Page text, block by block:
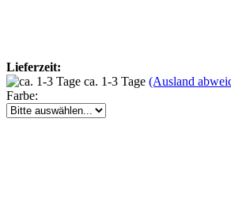
Lieferzeit:
ca. 1-3 Tage (Ausland
Farbe: